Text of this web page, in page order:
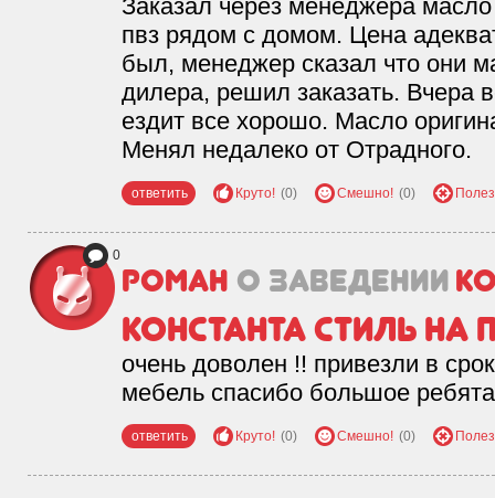
Заказал через менеджера
пвз рядом с домом. Цена
был, менеджер сказал что они
дилера, решил заказать.
ездит все хорошо. Масло
Менял недалеко от Отрадного.
ответить Круто! (0) Смешно! (0)
0
РОМАН о заведении
константа стиль на
очень доволен !! привезли в
мебель спасибо большое
ответить Круто! (0) Смешно! (0)